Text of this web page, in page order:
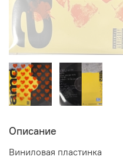
Описание
Виниловая пластинка